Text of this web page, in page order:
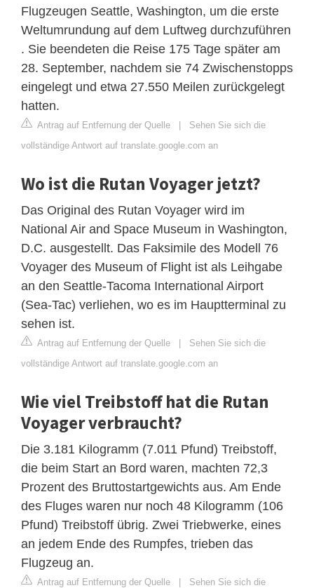
Flugzeugen Seattle, Washington, um die erste
Weltumrundung auf dem Luftweg durchzuführen
. Sie beendeten die Reise 175 Tage später am
28. September, nachdem sie 74 Zwischenstopps
eingelegt und etwa 27.550 Meilen zurückgelegt
hatten.
Antrag auf Entfernung der Quelle | Sehen Sie sich die
vollständige Antwort auf translate.google.com an
Wo ist die Rutan Voyager jetzt?
Das Original des Rutan Voyager wird im
National Air and Space Museum in Washington,
D.C. ausgestellt. Das Faksimile des Modell 76
Voyager des Museum of Flight ist als Leihgabe
an den Seattle-Tacoma International Airport
(Sea-Tac) verliehen, wo es im Hauptterminal zu
sehen ist.
Antrag auf Entfernung der Quelle | Sehen Sie sich die
vollständige Antwort auf translate.google.com an
Wie viel Treibstoff hat die Rutan
Voyager verbraucht?
Die 3.181 Kilogramm (7.011 Pfund) Treibstoff,
die beim Start an Bord waren, machten 72,3
Prozent des Bruttostartgewichts aus. Am Ende
des Fluges waren nur noch 48 Kilogramm (106
Pfund) Treibstoff übrig. Zwei Triebwerke, eines
an jedem Ende des Rumpfes, trieben das
Flugzeug an.
Antrag auf Entfernung der Quelle | Sehen Sie sich die